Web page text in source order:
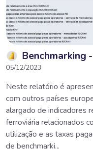
Benchmarking
05/12/2023
Neste relatório é
com outros países
alargado de indicadores
ferroviária relacionados
utilização e as taxas
de benchmarki...